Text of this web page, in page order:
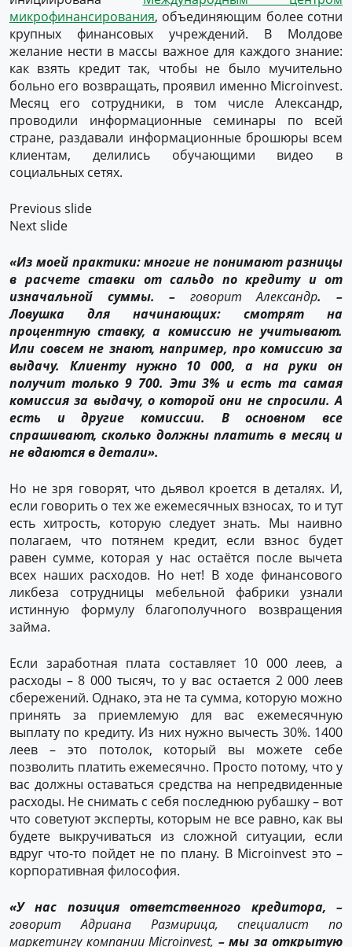
микрофинансирования, объединяющим более сотни
крупных финансовых учреждений. В Молдове
желание нести в массы важное для каждого знание:
как взять кредит так, чтобы не было мучительно
больно его возвращать, проявил именно Microinvest.
Месяц его сотрудники, в том числе Александр,
проводили информационные семинары по всей
стране, раздавали информационные брошюры всем
клиентам, делились обучающими видео в
социальных сетях.
Previous slide
Next slide
«Из моей практики: многие не понимают разницы
в расчете ставки от сальдо по кредиту и от
изначальной суммы. – говорит Александр. –
Ловушка для начинающих: смотрят на
процентную ставку, а комиссию не учитывают.
Или совсем не знают, например, про комиссию за
выдачу. Клиенту нужно 10 000, а на руки он
получит только 9 700. Эти 3% и есть та самая
комиссия за выдачу, о которой они не спросили. А
есть и другие комиссии. В основном все
спрашивают, сколько должны платить в месяц и
не вдаются в детали».
Но не зря говорят, что дьявол кроется в деталях. И,
если говорить о тех же ежемесячных взносах, то и тут
есть хитрость, которую следует знать. Мы наивно
полагаем, что потянем кредит, если взнос будет
равен сумме, которая у нас остаётся после вычета
всех наших расходов. Но нет! В ходе финансового
ликбеза сотрудницы мебельной фабрики узнали
истинную формулу благополучного возвращения
займа.
Если заработная плата составляет 10 000 леев, а
расходы – 8 000 тысяч, то у вас остается 2 000 леев
сбережений. Однако, эта не та сумма, которую можно
принять за приемлемую для вас ежемесячную
выплату по кредиту. Из них нужно вычесть 30%. 1400
леев – это потолок, который вы можете себе
позволить платить ежемесячно. Просто потому, что у
вас должны оставаться средства на непредвиденные
расходы. Не снимать с себя последнюю рубашку – вот
что советуют эксперты, которым не все равно, как вы
будете выкручиваться из сложной ситуации, если
вдруг что-то пойдет не по плану. В Microinvest это –
корпоративная философия.
«У нас позиция ответственного кредитора, –
говорит Адриана Размирица, специалист по
маркетингу компании Microinvest, – мы за открытую